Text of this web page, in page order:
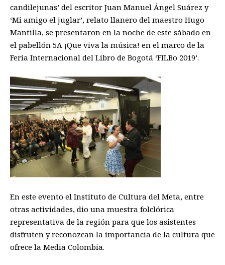
candilejunas’ del escritor Juan Manuel Ángel Suárez y
‘Mi amigo el juglar’, relato llanero del maestro Hugo
Mantilla, se presentaron en la noche de este sábado en
el pabellón 5A ¡Que viva la música! en el marco de la
Feria Internacional del Libro de Bogotá ‘FILBo 2019’.
En este evento el Instituto de Cultura del Meta, entre
otras actividades, dio una muestra folclórica
representativa de la región para que los asistentes
disfruten y reconozcan la importancia de la cultura que
ofrece la Media Colombia.